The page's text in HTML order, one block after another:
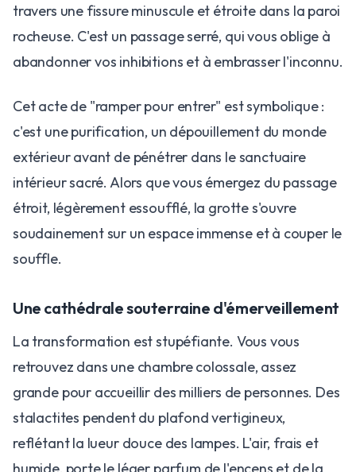
travers une fissure minuscule et étroite dans la paroi
rocheuse. C'est un passage serré, qui vous oblige à
abandonner vos inhibitions et à embrasser l'inconnu.
​Cet acte de "ramper pour entrer" est symbolique :
c'est une purification, un dépouillement du monde
extérieur avant de pénétrer dans le sanctuaire
intérieur sacré. Alors que vous émergez du passage
étroit, légèrement essoufflé, la grotte s'ouvre
soudainement sur un espace immense et à couper le
souffle.
​Une cathédrale souterraine d'émerveillement
​La transformation est stupéfiante. Vous vous
retrouvez dans une chambre colossale, assez
grande pour accueillir des milliers de personnes. Des
stalactites pendent du plafond vertigineux,
reflétant la lueur douce des lampes. L'air, frais et
humide, porte le léger parfum de l'encens et de la